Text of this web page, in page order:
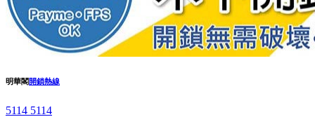
明華閣開鎖熱線
5114 5114